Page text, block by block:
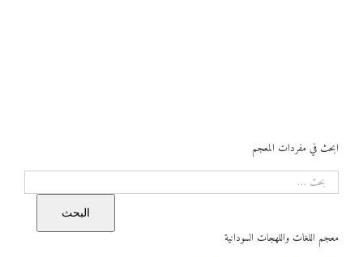
ابحث في مفردات المعجم
البحث
البحث
معجم اللغات واللهجات السودانية